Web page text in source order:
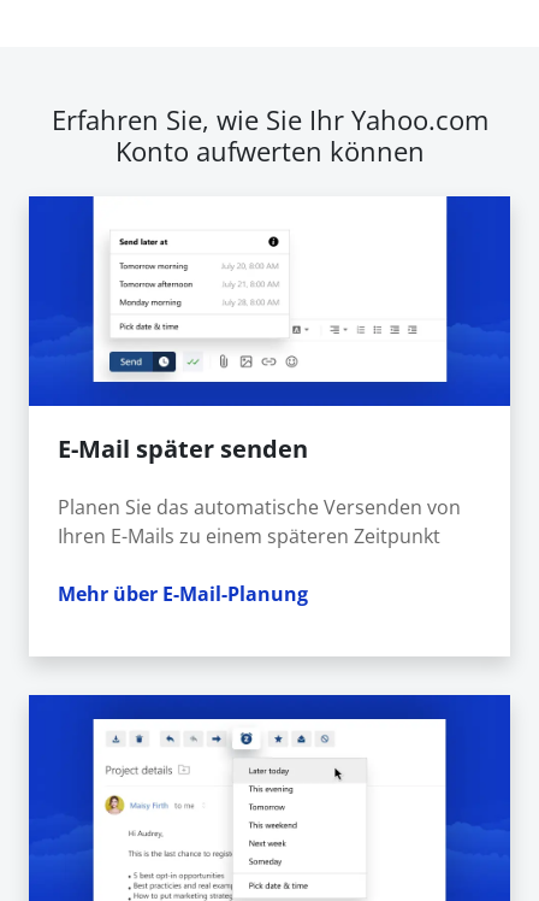
Erfahren Sie, wie Sie Ihr Yahoo.com
Konto aufwerten können
E-Mail später senden
Planen Sie das automatische Versenden von
Ihren E-Mails zu einem späteren Zeitpunkt
Mehr über E-Mail-Planung